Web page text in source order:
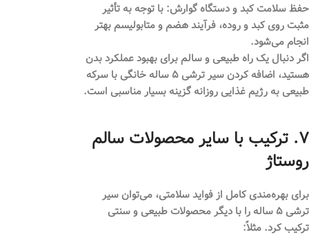
حفظ سلامت کبد و دستگاه گوارش: با توجه به تأثیر
مثبت روی کبد و روده، فرآیند هضم و متابولیسم بهتر
انجام می‌شود.
اگر دنبال یک راه طبیعی و سالم برای بهبود عملکرد بدن
هستید، اضافه کردن سیر ترشی ۵ ساله خانگی با سرکه
طبیعی به رژیم غذایی روزانه گزینه بسیار مناسبی است.
۷. ترکیب با سایر محصولات سالم
روستاژ
برای بهره‌مندی کامل از فواید سلامتی، می‌توان سیر
ترشی ۵ ساله را با دیگر محصولات طبیعی و سنتی
ترکیب کرد. مثلاً: